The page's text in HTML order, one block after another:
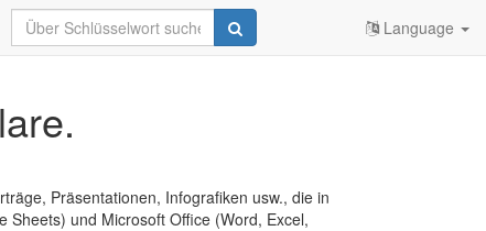
Language
Präsentationen, Infografiken usw., die in
Sheets) und Microsoft Office (Word, Excel,